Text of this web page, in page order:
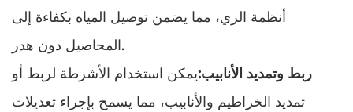
أنظمة الري، مما يضمن توصيل المياه بكفاءة إلى
المحاصيل دون هدر.
ربط وتمديد الأنابيب:يمكن استخدام الأشرطة لربط أو
تمديد الخراطيم والأنابيب، مما يسمح بإجراء تعديلات